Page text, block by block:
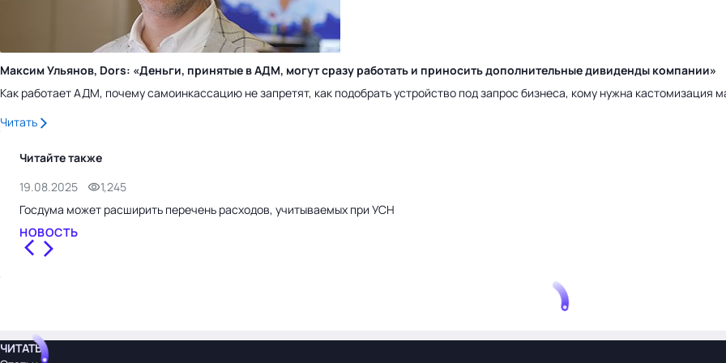
Максим Ульянов, Dors: «Деньги, принятые в АДМ, могут сразу работать и приносить дополнительные дивиденды компании»
Как работает АДМ, почему самоинкассацию не запретят, как подобрать устройство под запрос бизнеса, кому нужна кастомизация
Читать
Читайте также
19.08.2025
1,245
Госдума может расширить перечень расходов, учитываемых при УСН
НОВОСТЬ
ЧИТАТЬ